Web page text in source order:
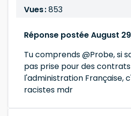
Vues :853
Réponse postée August
Tu comprends @Probe, si
pas prise pour des
l'administration Française,
racistes mdr